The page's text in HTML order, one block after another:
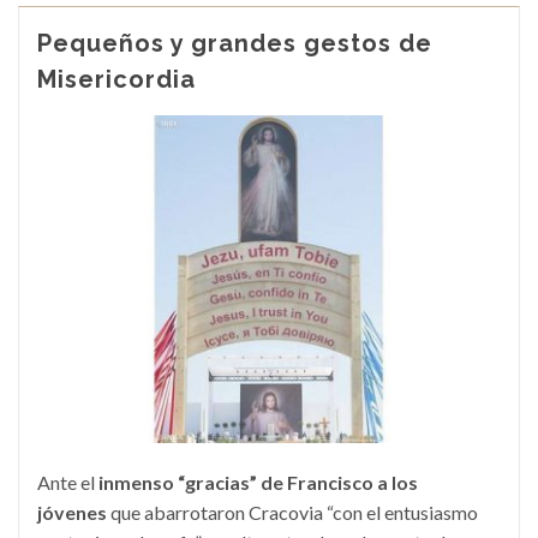
Pequeños y grandes gestos de
Misericordia
Ante el inmenso “gracias” de Francisco a los
jóvenes que abarrotaron Cracovia “con el entusiasmo